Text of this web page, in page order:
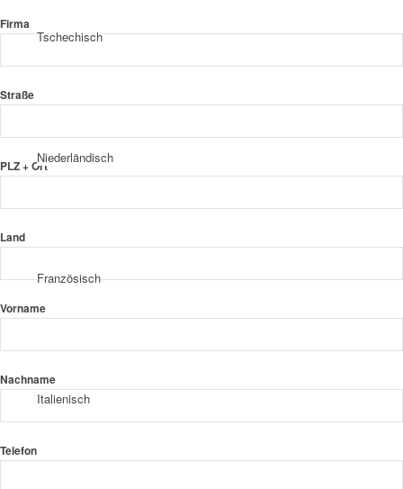
Tschechisch
Niederländisch
Französisch
Italienisch
Firma
Straße
PLZ + Ort
Land
Vorname
Nachname
Telefon